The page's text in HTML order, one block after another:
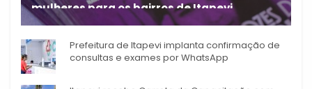
mulheres para os bairros de Itapevi
Durante o mês de agosto,
Prefeitura de Itapevi implanta confirmação de
consultas e exames por WhatsApp